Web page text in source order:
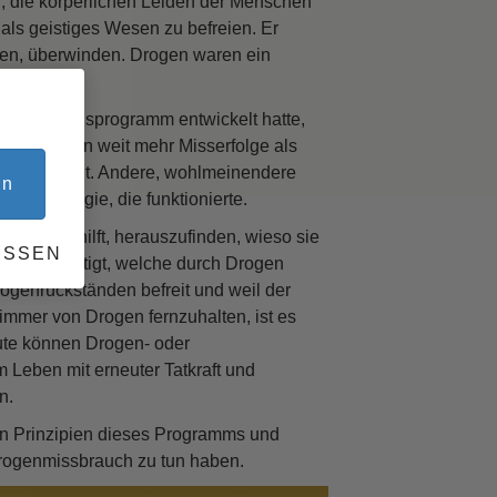
geistiges Wesen zu befreien. Er
überwinden. Drogen waren ein
entwickelt hatte,
hatten weit mehr Misserfolge als
Andere, wohlmeinendere
Technologie, die funktionierte.
Person hilft, herauszufinden, wieso sie
beseitigt, welche durch Drogen
befreit und weil der
von Drogen fernzuhalten, ist es
können Drogen- oder
mit erneuter Tatkraft und
Prinzipien dieses Programms und
zu tun haben.